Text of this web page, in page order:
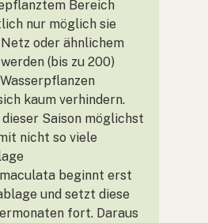
Bereich
nur möglich sie
oder ähnlichem
(bis zu 200)
kaum verhindern.
Saison möglichst
nicht so viele
beginnt erst
und setzt diese
fort. Daraus